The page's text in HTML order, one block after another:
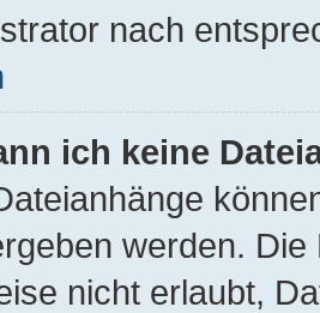
nach
ich keine
werden.
nicht erlaubt,